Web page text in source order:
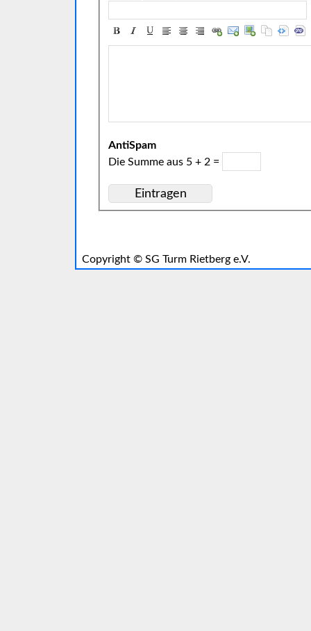
AntiSpam
Die Summe aus 5 + 2 =
Copyright © SG Turm Rietberg e.V.